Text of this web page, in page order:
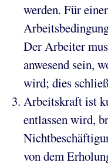
werden. Für
Der Arbeiter
anwesend sein,
wird; dies
Arbeitskraft ist
entlassen wird,
von dem